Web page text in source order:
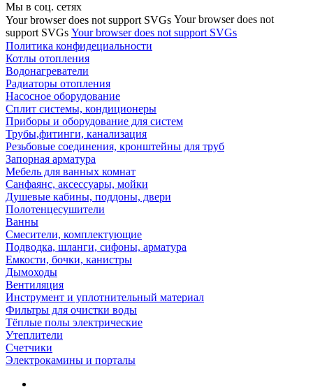
Мы в соц. сетях
Your browser does not support SVGs Your browser does not
support SVGs Your browser does not support SVGs
Политика конфидециальности
Котлы отопления
Водонагреватели
Радиаторы отопления
Насосное оборудование
Сплит системы, кондиционеры
Приборы и оборудование для систем
Трубы,фитинги, канализация
Резьбовые соединения, кронштейны для труб
Запорная арматура
Мебель для ванных комнат
Санфаянс, аксессуары, мойки
Душевые кабины, поддоны, двери
Полотенцесушители
Ванны
Смесители, комплектующие
Подводка, шланги, сифоны, арматура
Емкости, бочки, канистры
Дымоходы
Вентиляция
Инструмент и уплотнительный материал
Фильтры для очистки воды
Тёплые полы электрические
Утеплители
Счетчики
Электрокамины и порталы